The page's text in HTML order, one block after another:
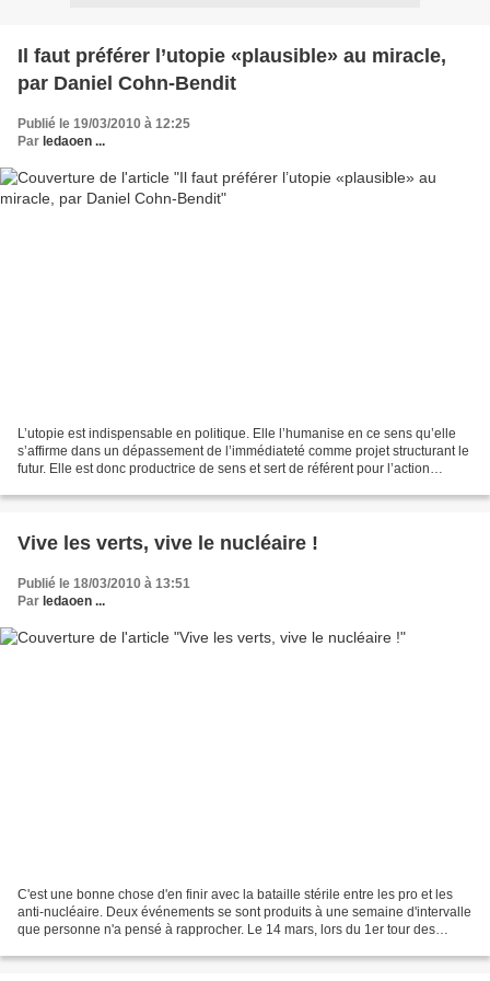
Il faut préférer l’utopie «plausible» au miracle,
par Daniel Cohn-Bendit
Publié le 19/03/2010 à 12:25
Par ledaoen ...
L’utopie est indispensable en politique. Elle l’humanise en ce sens qu’elle
s’affirme dans un dépassement de l’immédiateté comme projet structurant le
futur. Elle est donc productrice de sens et sert de référent pour l’action
Vive les verts, vive le nucléaire !
Publié le 18/03/2010 à 13:51
Par ledaoen ...
C'est une bonne chose d'en finir avec la bataille stérile entre les pro et les
anti-nucléaire. Deux événements se sont produits à une semaine d'intervalle
que personne n'a pensé à rapprocher. Le 14 mars, lors du 1er tour des